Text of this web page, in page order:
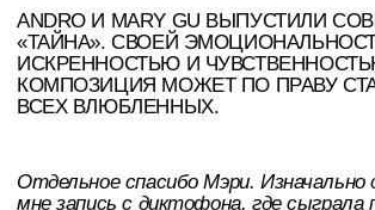
раскрыться таким образом», — рассказала MARY GU.